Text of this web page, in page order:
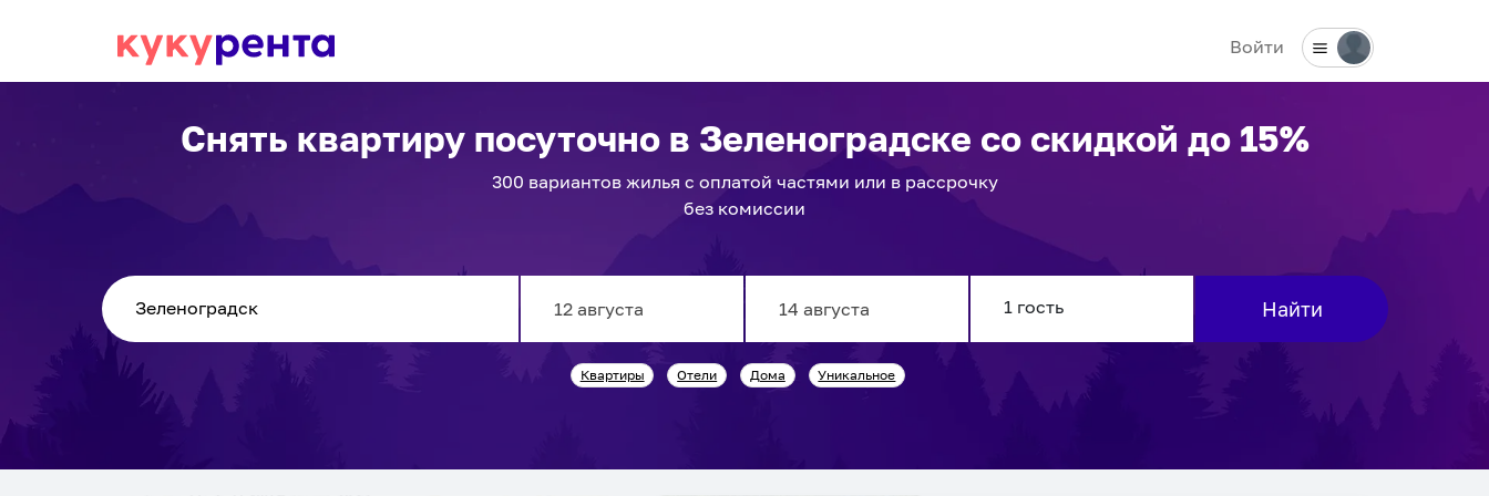
Войти
Снять квартиру посуточно в Зеленоградске со скидкой до 15%
300 вариантовжилья с оплатой частями или в рассрочку
без комиссии
forward
backward
Найти
Квартиры Отели Дома Уникальное